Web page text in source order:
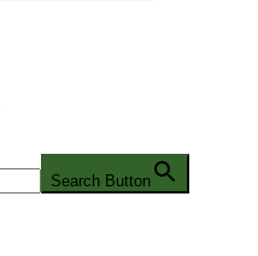
Search Button